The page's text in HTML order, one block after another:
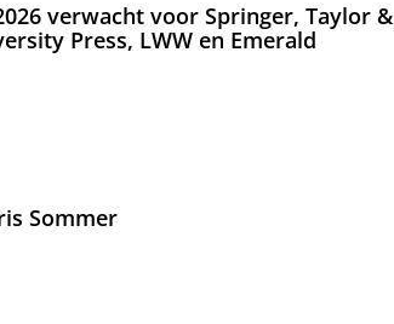
verwacht voor Springer, Taylor &
Press, LWW en Emerald
Sommer